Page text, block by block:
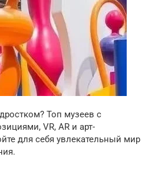
Топ музеев с
VR, AR и арт-
для себя увлекательный мир